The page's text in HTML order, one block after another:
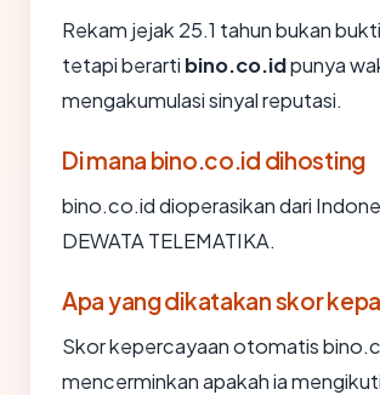
Rekam jejak 25.1 tahun bukan
tetapi berarti bino.co.idpunya
mengakumulasi sinyal reputasi.
Di mana bino.co.id dihosting
bino.co.id dioperasikan dari
DEWATA TELEMATIKA.
Apa yang dikatakan skor
Skor kepercayaan otomatis
mencerminkan apakah ia